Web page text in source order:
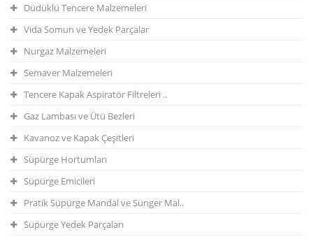
Düdüklü Tencere Malzemeleri
Vida Somun ve Yedek Parçalar
Nurgaz Malzemeleri
Semaver Malzemeleri
Tencere Kapak Aspiratör Filtreleri ..
Gaz Lambası ve Ütü Bezleri
Kavanoz ve Kapak Çeşitleri
Süpürge Hortumları
Süpürge Emicileri
Pratik Süpürge Mandal ve Sünger Mal..
Süpürge Yedek Parçaları